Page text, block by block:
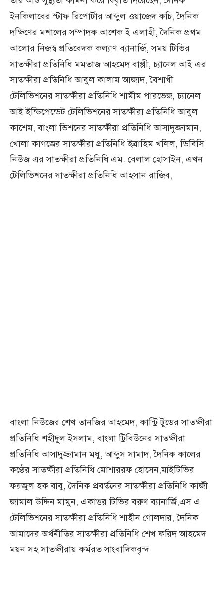
ইনকিলাবের স্টাফ রিপোর্টার আব্দুল ওয়াজেদ কচি, দৈনিক
দক্ষিণের মশালের সম্পাদক আশেক ই এলাহী, দৈনিক প্রথম
আলোর নিজস্ব প্রতিবেদক কল্যাণ ব্যানার্জি, সময় টিভির
সাতক্ষীরা প্রতিনিধি মমতাজ আহমেদ বাপ্পী, চ্যানেল আই এর
সাতক্ষীরা প্রতিনিধি আবুল কালাম আজাদ, বৈশাখী
টেলিভিশনের সাতক্ষীরা প্রতিনিধি শামীম পারভেজ, চ্যানেল
আই ইন্ডিপেন্ডেট টেলিভিশনের সাতক্ষীরা প্রতিনিধি আবুল
কাশেম, বাংলা ভিশনের সাতক্ষীরা প্রতিনিধি আসাদুজ্জামান,
খোলা কাগজের সাতক্ষীরা প্রতিনিধি ইব্রাহিম খলিল, ডিবিসি
নিউজ এর সাতক্ষীরা প্রতিনিধি এম. বেলাল হোসাইন, এখন
টেলিভিশনের সাতক্ষীরা প্রতিনিধি আহসান রাজিব,
বাংলা নিউজের শেখ তানজির আহমেদ, কান্ট্রি টুডের সাতক্ষীরা
প্রতিনিধি শহীদুল ইসলাম, বাংলা ট্রিবিউনের সাতক্ষীরা
প্রতিনিধি আসাদুজ্জামান মধু, আব্দুস সামাদ, দৈনিক কালের
কণ্ঠের সাতক্ষীরা প্রতিনিধি মোশাররফ হোসেন,মাইটিভির
ফয়জুল হক বাবু, দৈনিক প্রবর্তনের সাতক্ষীরা প্রতিনিধি কাজী
জামাল উদ্দিন মামুন, একাত্তর টিভির বরুণ ব্যানার্জি,এস এ
টেলিভিশনের সাতক্ষীরা প্রতিনিধি শাহীন গোলদার, দৈনিক
আমাদের অর্থনীতির সাতক্ষীরা প্রতিনিধি শেখ ফরিদ আহমেদ
ময়ন সহ সাতক্ষীরায় কর্মরত সাংবাদিকবৃন্দ